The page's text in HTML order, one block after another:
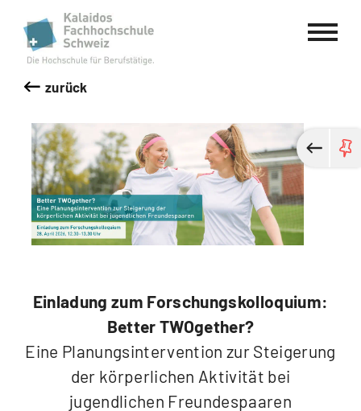
Kalaidos Fachhochschule Schweiz
zurück
Einladung zum Forschungskolloquium:
Better TWOgether?
Eine Planungsintervention zur Steigerung
der körperlichen Aktivität bei
jugendlichen Freundespaaren